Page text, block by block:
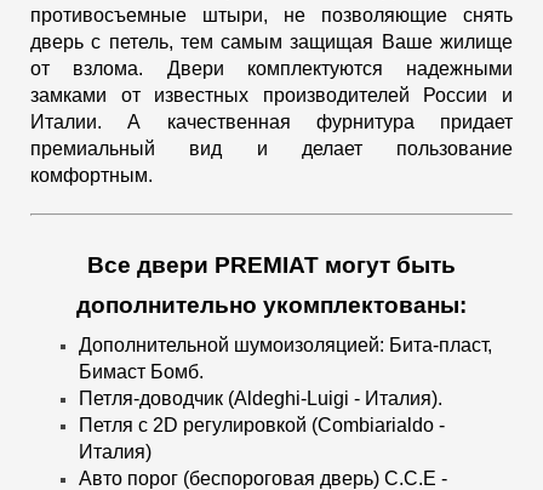
противосъемные штыри, не позволяющие снять
дверь с петель, тем самым защищая Ваше жилище
от взлома. Двери комплектуются надежными
замками от известных производителей России и
Италии. А качественная фурнитура придает
премиальный вид и делает пользование
комфортным.
Все двери PREMIAT могут быть
дополнительно укомплектованы:
Дополнительной шумоизоляцией: Бита-пласт,
Бимаст Бомб.
Петля-доводчик (Aldeghi-Luigi - Италия).
Петля с 2D регулировкой (Combiarialdo -
Италия)
Авто порог (беспороговая дверь) С.С.Е -